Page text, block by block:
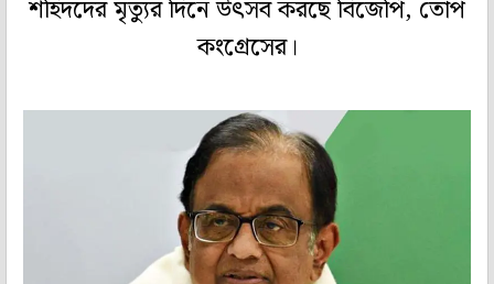
শহিদদের মৃত্যুর দিনে উৎসব করছে বিজেপি, তোপ
কংগ্রেসের।